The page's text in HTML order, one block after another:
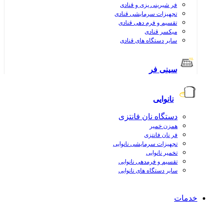
فر شیرینی پزی و قنادی
تجهیزات سرمایشی قنادی
تقسیم و فرم دهی قنادی
میکسر قنادی
سایر دستگاه های قنادی
سینی فر
نانوایی
دستگاه نان فانتزی
همزن خمیر
فر نان فانتزی
تجهیزات سرمایشی نانوایی
تخمیر نانوایی
تقسیم و فرمدهی نانوایی
سایر دستگاه های نانوایی
خدمات